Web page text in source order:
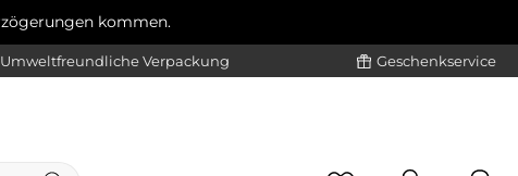
kommen.
Umweltfreundliche Verpackung Geschenkservice